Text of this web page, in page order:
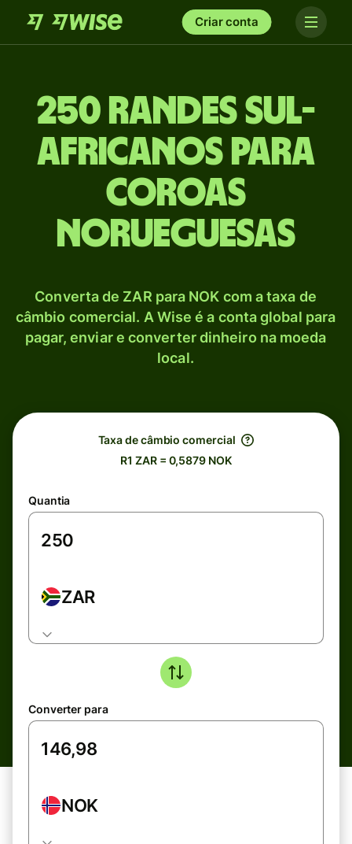
Criar conta
250 Randes sul-
africanos para
Coroas
norueguesas
Converta de ZAR para NOK com a taxa de
câmbio comercial. A Wise é a conta global para
pagar, enviar e converter dinheiro na moeda
local.
Taxa de câmbio comercial
R1 ZAR = 0,5879 NOK
Quantia
ZAR
Converter para
NOK